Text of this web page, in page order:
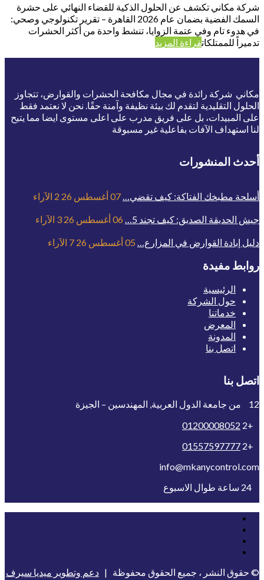
شركة مكاني تكشف عن الحلول الذكية للقضاء النهائي على حشرة
السمك الفضية بضمان عام 2026 القاهرة – تقرير تكنولوجي وصحي:
في هدوء تام وفي عتمة الزوايا، تنشط واحدة من أكثر الحشرات
تدميراً للممتلكاتقراءة المزيد
مكاني شركة رائدة في مجال مكافحة الحشرات والقوارض، تتجاوز
الحلول التقليدية لتقدم لك بيئة نظيفة وآمنة حقًا. نحن لا نعتمد فقط
على المبيدات، بل على فريق مدرب على اعلى مستوى ايضا مما يتيح
لنا استهداف الآفات بفاعلية غير مسبوقة
أحدث المنشورات
أسلحة مطبخك الفتاكة: كيف تقضي…07 أغسطس 26 2 الآراء
جيش الحديقة الصديق: كيف تجند 5… 06 أغسطس 26 3 الآراء
دليل إبادة القوارض في المزارع… 05 أغسطس 26 7 الآراء
روابط مفيدة
الرئيسية
حول الشركة
خدماتنا
المعرض
المدونة
اتصل بنا
اتصل بنا
12 من جامعة الدول العربية, المهندسين – الجيزة
+2
01200008052
+2
01557597777
info@mkanycontrol.com
© حقوق النشر ، جميع الحقوق محفوظة | دعم وتطوير ميديا سيرف